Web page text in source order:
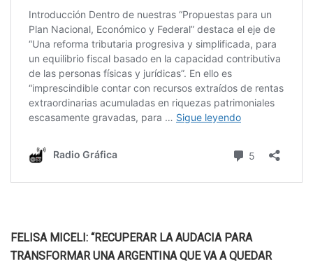
FELISA MICELI: “RECUPERAR LA AUDACIA PARA
TRANSFORMAR UNA ARGENTINA QUE VA A QUEDAR